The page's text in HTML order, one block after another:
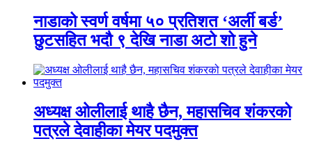
नाडाको स्वर्ण वर्षमा ५० प्रतिशत ‘अर्ली बर्ड’
छुटसहित भदौ ९ देखि नाडा अटो शो हुने
अध्यक्ष ओलीलाई थाहै छैन, महासचिव शंकरको
पत्रले देवाहीका मेयर पदमुक्त